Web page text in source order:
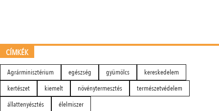
CÍMKÉK
Agrárminisztérium egészség gyümölcs
kereskedelem
kertészet
kiemelt növénytermesztés
természetvédelem
állattenyésztés
élelmiszer